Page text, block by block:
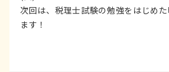
次回は、税理士試験の勉強をはじめ
ます！